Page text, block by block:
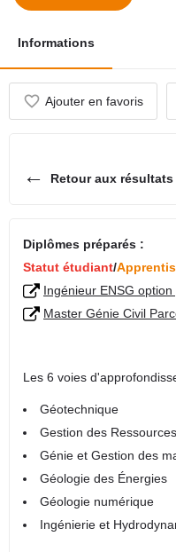
Informations
Ajouter en favoris
← Retour aux résultats
Diplômes préparés :
Statut étudiant/
Ingénieur ENSG
Master Génie Civil
Les 6 voies
Géotechnique
Gestion des
Génie et Gestion des
Géologie des Énergies
Géologie numérique
Ingénierie et